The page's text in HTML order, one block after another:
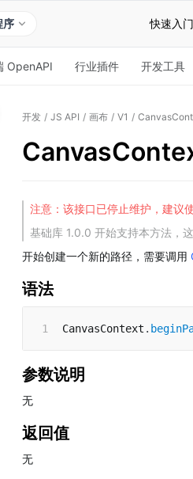
序 快速入门
OpenAPI 行业插件 开发工具
开发 / JS API / 画布 / V1 /
注意：该接口已停止维护，建议
基础库 1.0.0 开始支持本方法，
开始创建一个新的路径，需要调用
语法
CanvasContext .
参数说明
无
返回值
无